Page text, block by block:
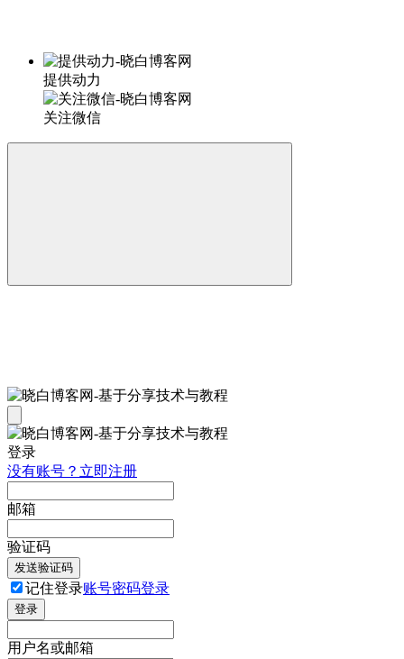
提供动力
关注微信
登录
没有账号？立即注册
邮箱
验证码
发送验证码
记住登录账号密码登录
登录
用户名或邮箱